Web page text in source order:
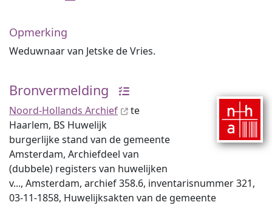
Opmerking
Weduwnaar van Jetske de Vries.
Bronvermelding
Noord-Hollands Archief
te
Haarlem, BS Huwelijk
burgerlijke stand van de gemeente
Amsterdam, Archiefdeel van
(dubbele) registers van huwelijken
v..., Amsterdam, archief 358.6, inventaris­num­mer 321,
03-11-1858, Huwelijksakten van de gemeente